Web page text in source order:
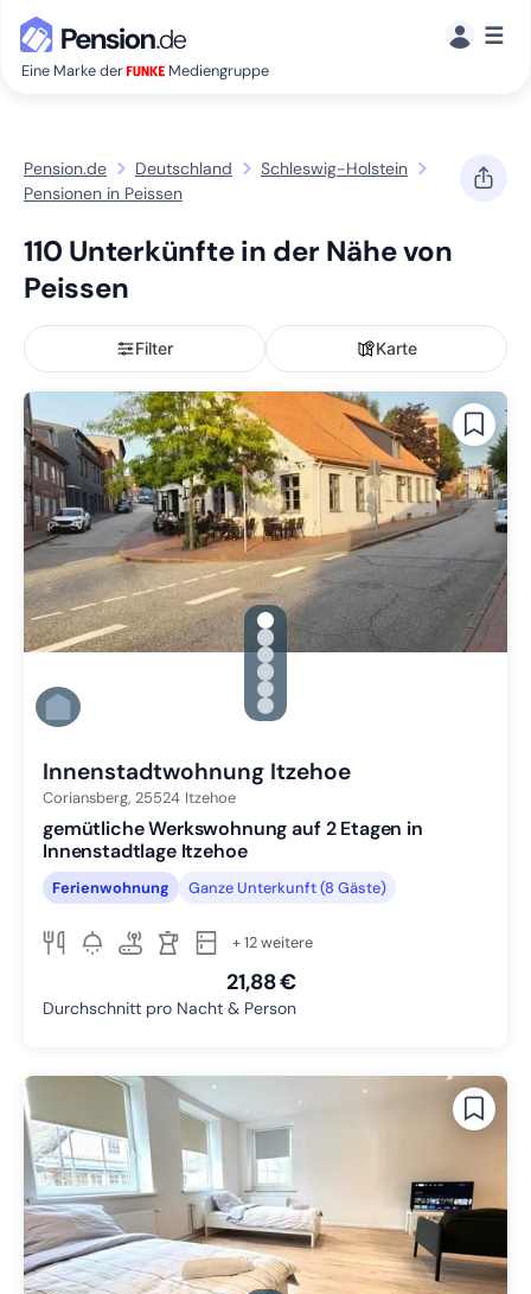
Eine Marke der Mediengruppe
☰
Pension.de Deutschland
Schleswig-Holstein
Pensionen in Peissen
110 Unterkünfte in der Nähe von
Peissen
Filter Karte
gallery.slide_selector
Zu Slide 1 wechseln
Zu Slide 2 wechseln
Zu Slide 3 wechseln
Zu Slide 4 wechseln
Zu Slide 5 wechseln
Zu Slide 6 wechseln
Innenstadtwohnung Itzehoe
Coriansberg, 25524 Itzehoe
gemütliche Werkswohnung auf 2 Etagen in
Innenstadtlage Itzehoe
Ferienwohnung Ganze Unterkunft (8 Gäste)
+ 12 weitere
21,88 €
Durchschnitt pro Nacht & Person